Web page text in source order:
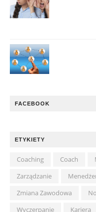
FACEBOOK
ETYKIETY
Coaching Coach
Zarządzanie
Zmiana Zawodowa
Wyczerpanie
Kariera